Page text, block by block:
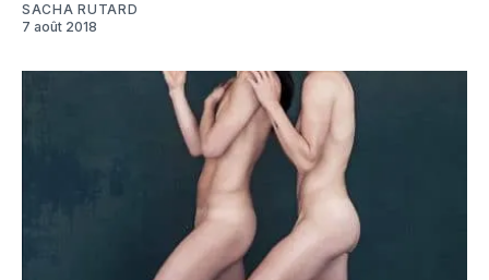
SACHA RUTARD
7 août 2018